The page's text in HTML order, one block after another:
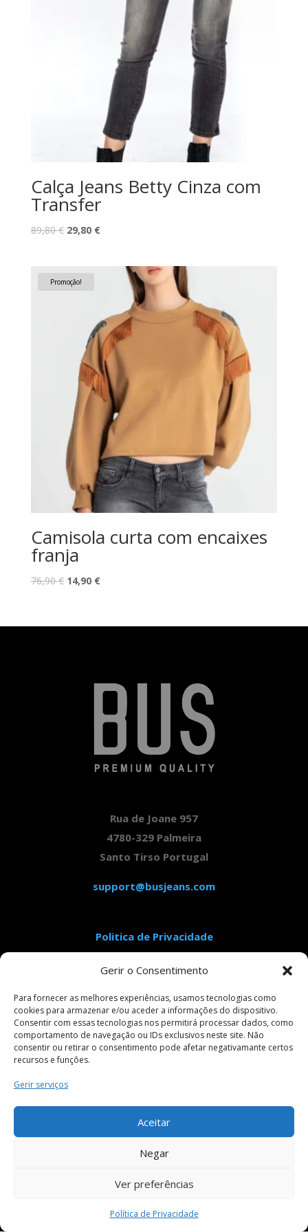
Gerir o Consentimento
Para fornecer as melhores experiências, usamos tecnologias como
cookies para armazenar e/ou aceder a informações do dispositivo.
Consentir com essas tecnologias nos permitirá processar dados, como
comportamento de navegação ou IDs exclusivos neste site. Não
consentir ou retirar o consentimento pode afetar negativamante certos
recursos e funções.
Gerir serviços
Aceitar
Negar
Ver preferências
Política de Privacidade
Calça Jeans Betty Cinza com
Transfer
89,80€ O
era:
29,80 €O
29,80 €.
Promoção!
Camisola curta com encaixes
franja
76,90€ O
era:
14,90 €O
é:
Rua de Joane 957
4780-329 Palmeira
Santo Tirso Portugal
support@busjeans.com
Politica de Privacidade
Aviso Legal
Condições Gerais de Venda
Livro de Reclamações
Pagamentos Seguros
Siga-nos em: